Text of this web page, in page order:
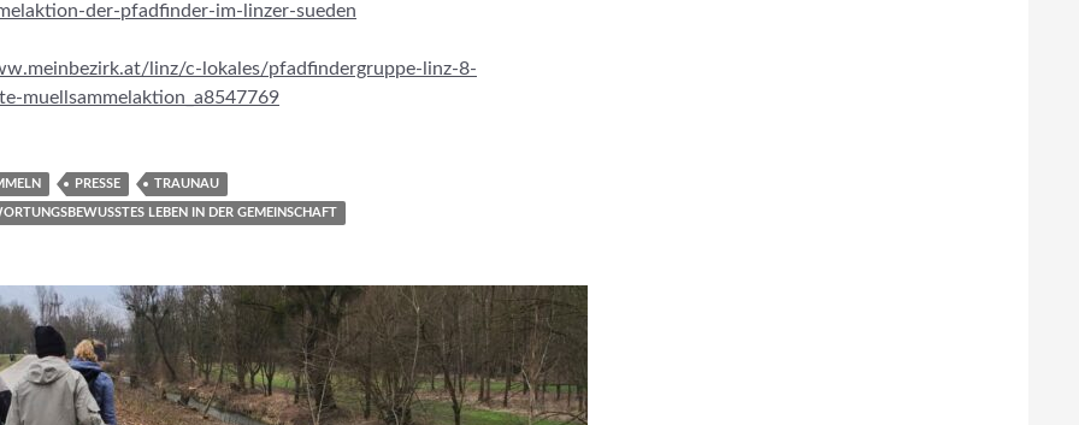
der-pfadfinder-im-linzer-sueden
linz/c-lokales/pfadfindergruppe-linz-8-
muellsammelaktion_a8547769
PRESSE TRAUNAU
LEBEN IN DER GEMEINSCHAFT